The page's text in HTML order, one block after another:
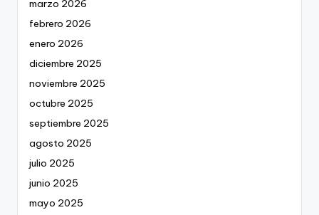
marzo 2026
febrero 2026
enero 2026
diciembre 2025
noviembre 2025
octubre 2025
septiembre 2025
agosto 2025
julio 2025
junio 2025
mayo 2025